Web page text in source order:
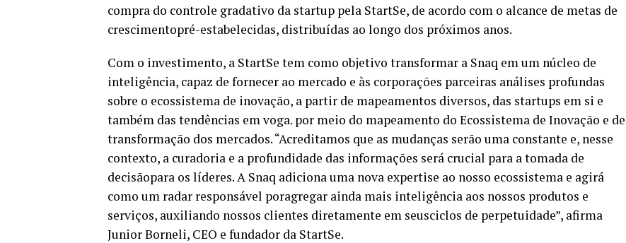
compra do controle gradativo da startup pela StartSe, de acordo com o alcance de metas de
crescimentopré-estabelecidas, distribuídas ao longo dos próximos anos.
Com o investimento, a StartSe tem como objetivo transformar a Snaq em um núcleo de
inteligência, capaz de fornecer ao mercado e às corporações parceiras análises profundas
sobre o ecossistema de inovação, a partir de mapeamentos diversos, das startups em si e
também das tendências em voga. por meio do mapeamento do Ecossistema de Inovação e de
transformação dos mercados. “Acreditamos que as mudanças serão uma constante e, nesse
contexto, a curadoria e a profundidade das informações será crucial para a tomada de
decisãopara os líderes. A Snaq adiciona uma nova expertise ao nosso ecossistema e agirá
como um radar responsável poragregar ainda mais inteligência aos nossos produtos e
serviços, auxiliando nossos clientes diretamente em seusciclos de perpetuidade”, afirma
Junior Borneli, CEO e fundador da StartSe.